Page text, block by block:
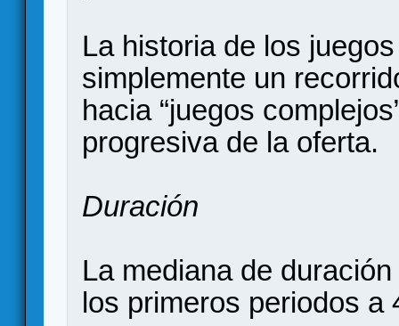
La historia de los
simplemente un
hacia “juegos
progresiva de la oferta.
Duración
La mediana de
los primeros periodos a